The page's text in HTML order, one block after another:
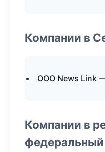
Компании в
ООО News Link
Компании в
федеральный